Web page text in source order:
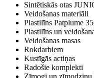
Sintētiskās otas
Veidošanas materiāli
Plastilīns Patplume
Plastilīns un
Veidošanas masas
Rokdarbiem
Kustīgās actiņas
Radošie komplekti